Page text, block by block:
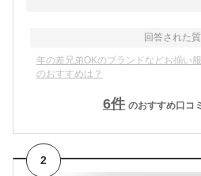
回答された
年の差兄弟OKのブランドなどお揃い
のおすすめは？
6件 のおすすめ口コ
2